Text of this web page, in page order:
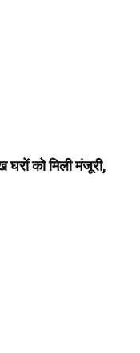
को मिली मंजूरी,